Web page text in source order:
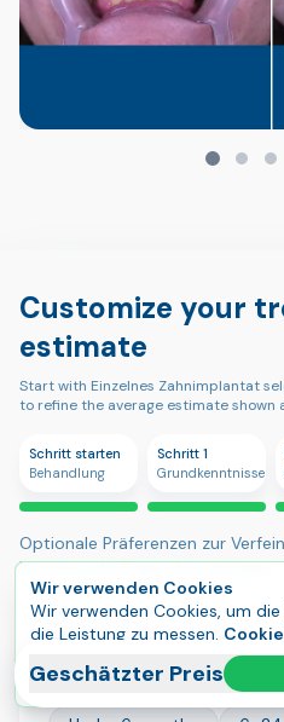
Customize your
estimate
Start with Einzelnes Zahnimplantat
to refine the average estimate shown
Schritt starten
Behandlung
Schritt 1
Grundkenntnisse
Optionale Präferenzen zur
können jede Frage überspringen.
How long has it
was last there?
Geschätzter Preis
Wir verwenden Cookies
Wir verwenden Cookies, um
die Leistung zu messen.
Alle akzeptieren